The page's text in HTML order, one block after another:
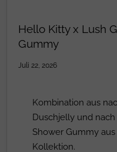
Hello Kitty x Lush
Gummy
Juli 22, 2026
Kombination aus
Duschjelly und
Shower Gummy
Kollektion.